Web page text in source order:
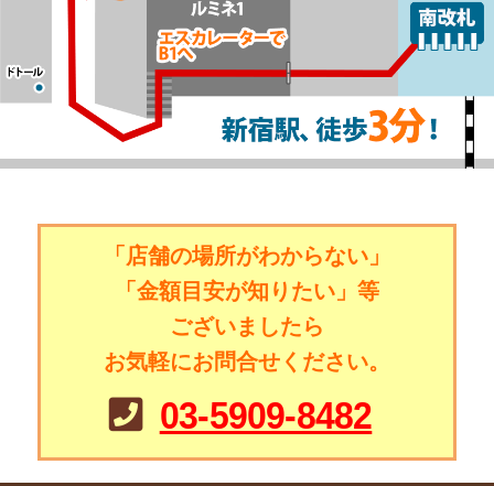
「店舗の場所がわからない」
「金額目安が知りたい」等
ございましたら
お気軽にお問合せください。
03-5909-8482